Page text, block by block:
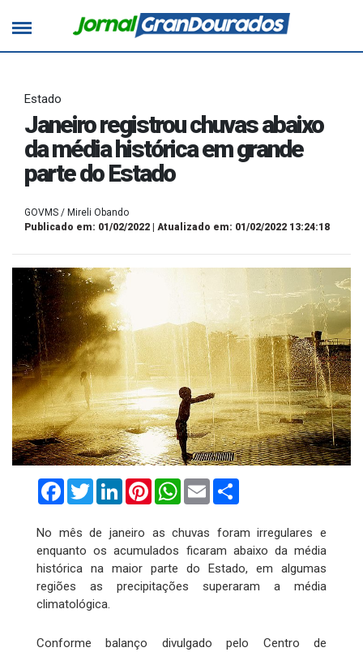
Estado
Janeiro registrou chuvas abaixo
da média histórica em grande
parte do Estado
GOVMS / Mireli Obando
Publicado em: 01/02/2022 | Atualizado em: 01/02/2022 13:24:18
FacebookTwitterLinkedInPinterestWhatsApp
Email
No mês de janeiro as chuvas foram irregulares e
enquanto os acumulados ficaram abaixo da média
histórica na maior parte do Estado, em algumas
regiões as precipitações superaram a média
climatológica.
Conforme balanço divulgado pelo Centro de